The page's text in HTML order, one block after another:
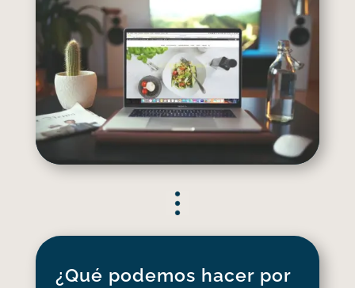
¿Qué podemos hacer por